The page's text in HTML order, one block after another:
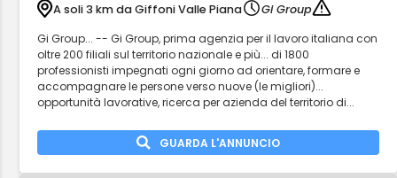
A soli 3 km da Giffoni Valle Piana
Gi Group
Gi Group... -- Gi Group, prima agenzia per il lavoro italiana con
oltre 200 filiali sul territorio nazionale e più... di 1800
professionisti impegnati ogni giorno ad orientare, formare e
accompagnare le persone verso nuove (le migliori)...
opportunità lavorative, ricerca per azienda del territorio di...
GUARDA L'ANNUNCIO